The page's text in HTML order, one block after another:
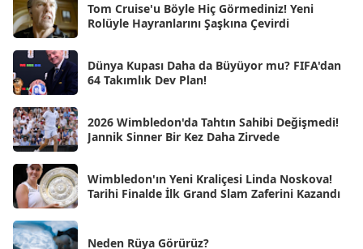
Ara 2024 [25]
Kas 2024
Eki 2024 [46]
Eyl 2024
Ağu 2024 [10]
Tem 2024
Haz 2024 [30]
Nis 2024 [59]
Tom Cruise'u Böyle Hiç Görmediniz! Yeni
Rolüyle Hayranlarını Şaşkına Çevirdi
Dünya Kupası Daha da Büyüyor mu? FIFA'dan
64 Takımlık Dev Plan!
2026 Wimbledon'da Tahtın Sahibi Değişmedi!
Jannik Sinner Bir Kez Daha Zirvede
Wimbledon'ın Yeni Kraliçesi Linda Noskova!
Tarihi Finalde İlk Grand Slam Zaferini Kazandı
Neden Rüya Görürüz?